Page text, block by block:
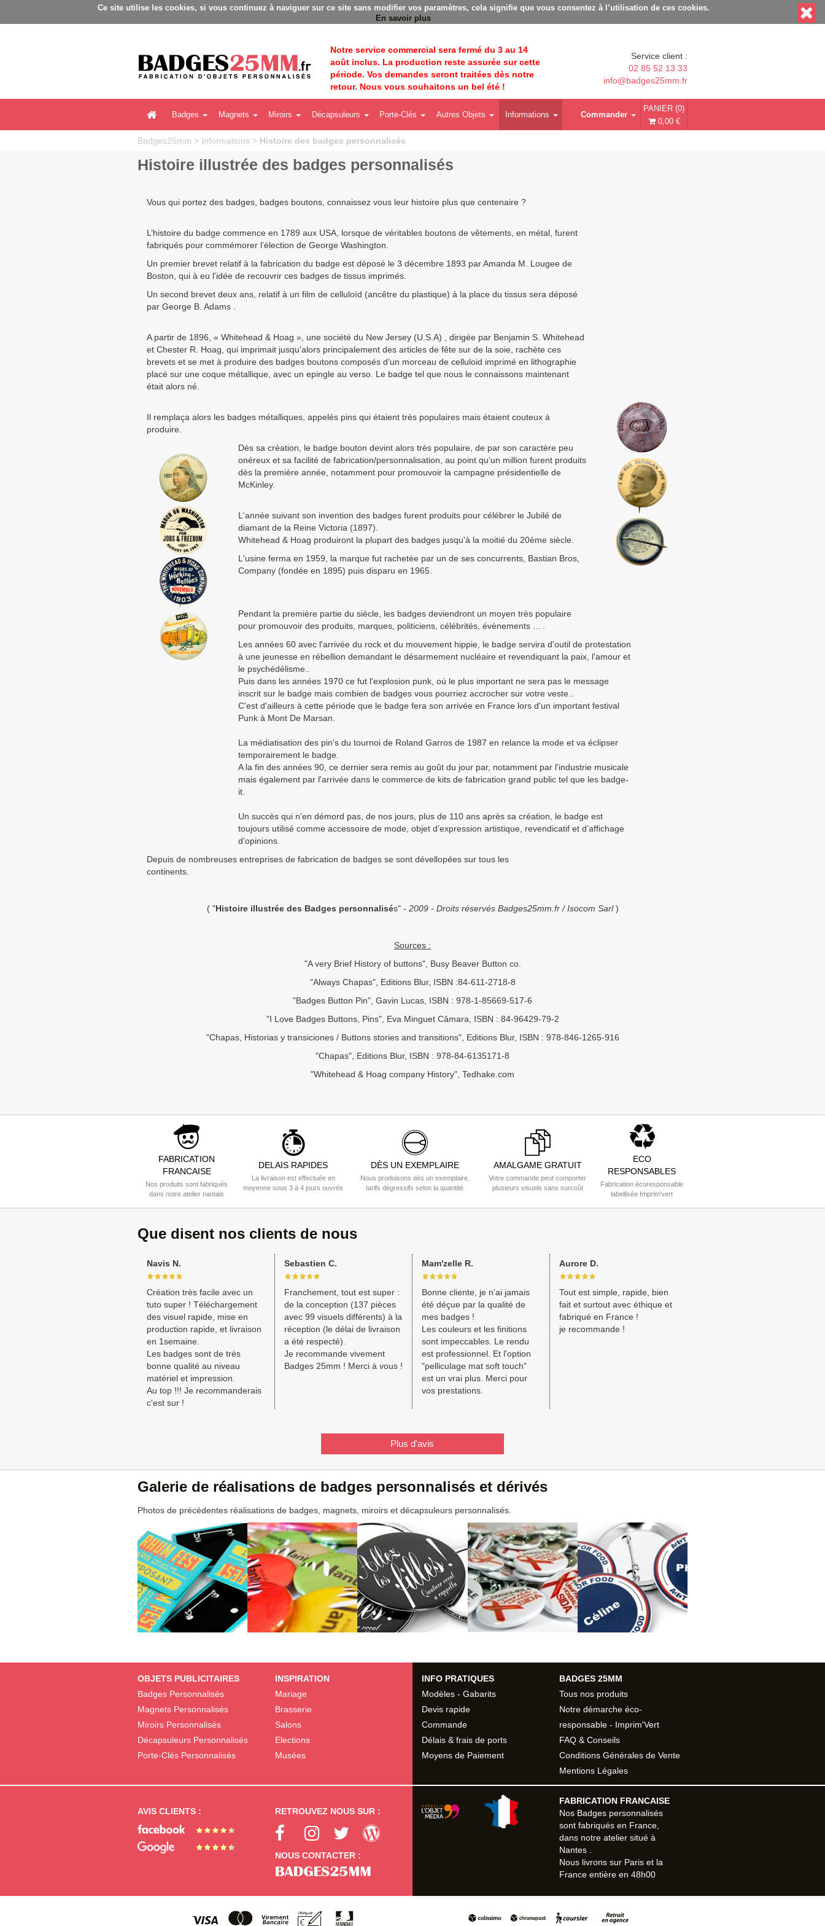
Badges personnalisés - Fabrication Française éco-responsable - Délais rapides - Sans minimum de commande
Ce site utilise les cookies, si vous continuez à naviguer sur ce site sans modifier vos paramètres, cela signifie que vous consentez à l’utilisation de ces cookies.
En savoir plus
Notre service commercial sera fermé du 3 au 14
août inclus. La production reste assurée sur cette
période. Vos demandes seront traitées dès notre
retour. Nous vous souhaitons un bel été !
Service client :
02 85 52 13 33
info@badges25mm.fr
Badges Magnets Miroirs Décapsuleurs Porte-Clés Autres Objets Informations
PANIER (0)
0,00 €
Commander
Badges25mm > Informations > Histoire des badges personnalisés
Histoire illustrée des badges personnalisés
Vous qui portez des badges, badges boutons, connaissez vous leur histoire plus que centenaire ?
L’histoire du badge commence en 1789 aux USA, lorsque de véritables boutons de vêtements, en métal, furent
fabriqués pour commémorer l’élection de George Washington.
Un premier brevet relatif à la fabrication du badge est déposé le 3 décembre 1893 par Amanda M. Lougee de
Boston, qui à eu l'idée de recouvrir ces badges de tissus imprimés.
Un second brevet deux ans, relatif à un film de celluloïd (ancêtre du plastique) à la place du tissus sera déposé
par George B. Adams .
A partir de 1896, « Whitehead & Hoag », une société du New Jersey (U.S.A) , dirigée par Benjamin S. Whitehead
et Chester R. Hoag, qui imprimait jusqu'alors principalement des articles de fête sur de la soie, rachète ces
brevets et se met à produire des badges boutons composés d’un morceau de celluloid imprimé en lithographie
placé sur une coque métallique, avec un epingle au verso. Le badge tel que nous le connaissons maintenant
était alors né.
Il remplaça alors les badges métalliques, appelés pins qui étaient très populaires mais étaient couteux à
produire.
Dès sa création, le badge bouton devint alors très populaire, de par son caractère peu
onéreux et sa facilité de fabrication/personnalisation, au point qu‘un million furent produits
dès la première année, notamment pour promouvoir la campagne présidentielle de
McKinley.
L'année suivant son invention des badges furent produits pour célébrer le Jubilé de
diamant de la Reine Victoria (1897).
Whitehead & Hoag produiront la plupart des badges jusqu'à la moitié du 20ème siècle.
L'usine ferma en 1959, la marque fut rachetée par un de ses concurrents, Bastian Bros,
Company (fondée en 1895) puis disparu en 1965.
Pendant la première partie du siècle, les badges deviendront un moyen très populaire
pour promouvoir des produits, marques, politiciens, célébrités, évènements ... .
Les années 60 avec l'arrivée du rock et du mouvement hippie, le badge servira d'outil de protestation
à une jeunesse en rébellion demandant le désarmement nucléaire et revendiquant la paix, l'amour et
le psychédélisme..
Puis dans les années 1970 ce fut l'explosion punk, où le plus important ne sera pas le message
inscrit sur le badge mais combien de badges vous pourriez accrocher sur votre veste..
C'est d'ailleurs à cette période que le badge fera son arrivée en France lors d'un important festival
Punk à Mont De Marsan.
La médiatisation des pin's du tournoi de Roland Garros de 1987 en relance la mode et va éclipser
temporairement le badge.
A la fin des années 90, ce dernier sera remis au goût du jour par, notamment par l'industrie musicale
mais également par l'arrivée dans le commerce de kits de fabrication grand public tel que les badge-
it.
Un succès qui n'en démord pas, de nos jours, plus de 110 ans après sa création, le badge est
toujours utilisé comme accessoire de mode, objet d’expression artistique, revendicatif et d’affichage
d’opinions.
Depuis de nombreuses entreprises de fabrication de badges se sont dévellopées sur tous les
continents.
( "Histoire illustrée des Badges personnalisés" - 2009 - Droits réservés Badges25mm.fr / Isocom Sarl)
Sources :
"A very Brief History of buttons", Busy Beaver Button co.
"Always Chapas", Editions Blur, ISBN :84-611-2718-8
"Badges Button Pin", Gavin Lucas, ISBN : 978-1-85669-517-6
"I Love Badges Buttons, Pins", Eva Minguet Câmara, ISBN : 84-96429-79-2
"Chapas, Historias y transiciones / Buttons stories and transitions", Editions Blur, ISBN : 978-846-1265-916
"Chapas", Editions Blur, ISBN : 978-84-6135171-8
"Whitehead & Hoag company History", Tedhake.com
FABRICATION
FRANCAISE
Nos produits sont fabriqués
dans notre atelier nantais
DELAIS RAPIDES
La livraison est effectuée en
moyenne sous 3 à 4 jours ouvrés
DÈS UN EXEMPLAIRE
Nous produisons dès un exemplaire,
tarifs dégressifs selon la quantité
AMALGAME GRATUIT
Votre commande peut comporter
plusieurs visuels sans surcoût
ECO
RESPONSABLES
Fabrication écoresponsable
labellisée Imprim'vert
Que disent nos clients de nous
Navis N.
Création très facile avec un
tuto super ! Téléchargement
des visuel rapide, mise en
production rapide, et livraison
en 1semaine.
Les badges sont de très
bonne qualité au niveau
matériel et impression.
Au top !!! Je recommanderais
c'est sur !
Sebastien C.
Franchement, tout est super :
de la conception (137 pièces
avec 99 visuels différents) à la
réception (le délai de livraison
a été respecté).
Je recommande vivement
Badges 25mm ! Merci à vous !
Mam'zelle R.
Bonne cliente, je n'ai jamais
été déçue par la qualité de
mes badges !
Les couleurs et les finitions
sont impeccables. Le rendu
est professionnel. Et l'option
"pelliculage mat soft touch"
est un vrai plus. Merci pour
vos prestations.
Aurore D.
Tout est simple, rapide, bien
fait et surtout avec éthique et
fabriqué en France !
je recommande !
Plus d'avis
Galerie de réalisations de badges personnalisés et dérivés
Photos de précédentes réalisations de badges, magnets, miroirs et décapsuleurs personnalisés.
OBJETS PUBLICITAIRES
Badges Personnalisés
Magnets Personnalisés
Miroirs Personnalisés
Décapsuleurs Personnalisés
Porte-Clés Personnalisés
INSPIRATION
Mariage
Brasserie
Salons
Elections
Musées
INFO PRATIQUES
Modèles - Gabarits
Devis rapide
Commande
Délais & frais de ports
Moyens de Paiement
BADGES 25MM
Tous nos produits
Notre démarche éco-
responsable - Imprim'Vert
FAQ & Conseils
Conditions Générales de Vente
Mentions Légales
AVIS CLIENTS : RETROUVEZ NOUS SUR :
NOUS CONTACTER :
FABRICATION FRANCAISE
Nos Badges personnalisés
sont fabriqués en France,
dans notre atelier situé à
Nantes.
Nous livrons sur Pariset la
France entière en 48h00